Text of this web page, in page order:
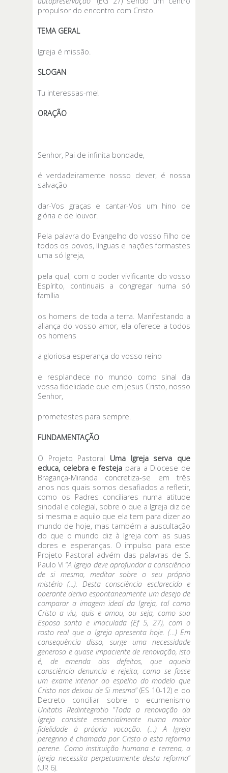
propulsor do encontro com Cristo.
TEMA GERAL
Igreja é missão.
SLOGAN
Tu interessas-me!
ORAÇÃO
Senhor, Pai de infinita bondade,
é verdadeiramente nosso dever, é nossa
salvação
dar-Vos graças e cantar-Vos um hino de
glória e de louvor.
Pela palavra do Evangelho do vosso Filho de
todos os povos, línguas e nações formastes
uma só Igreja,
pela qual, com o poder vivificante do vosso
Espírito, continuais a congregar numa só
família
os homens de toda a terra. Manifestando a
aliança do vosso amor, ela oferece a todos
os homens
a gloriosa esperança do vosso reino
e resplandece no mundo como sinal da
vossa fidelidade que em Jesus Cristo, nosso
Senhor,
prometestes para sempre.
FUNDAMENTAÇÃO
O Projeto Pastoral Uma Igreja serva que
educa, celebra e festeja para a Diocese de
Bragança-Miranda concretiza-se em três
anos nos quais somos desafiados a refletir,
como os Padres conciliares numa atitude
sinodal e colegial, sobre o que a Igreja diz de
si mesma e aquilo que ela tem para dizer ao
mundo de hoje, mas também a auscultação
do que o mundo diz à Igreja com as suas
dores e esperanças. O impulso para este
Projeto Pastoral advém das palavras de S.
Paulo VI “A Igreja deve aprofundar a consciência
de si mesma, meditar sobre o seu próprio
mistério (...). Desta consciência esclarecida e
operante deriva espontaneamente um desejo de
comparar a imagem ideal da Igreja, tal como
Cristo a viu, quis e amou, ou seja, como sua
Esposa santa e imaculada (Ef 5, 27), com o
rosto real que a Igreja apresenta hoje. (…) Em
consequência disso, surge uma necessidade
generosa e quase impaciente de renovação, isto
é, de emenda dos defeitos, que aquela
consciência denuncia e rejeita, como se fosse
um exame interior ao espelho do modelo que
Cristo nos deixou de Si mesmo” (ES 10-12) e do
Decreto conciliar sobre o ecumenismo
Unitatis Redintegratio“Toda a renovação da
Igreja consiste essencialmente numa maior
fidelidade à própria vocação. (…) A Igreja
peregrina é chamada por Cristo a esta reforma
perene. Como instituição humana e terrena, a
Igreja necessita perpetuamente desta reforma”
(UR 6).